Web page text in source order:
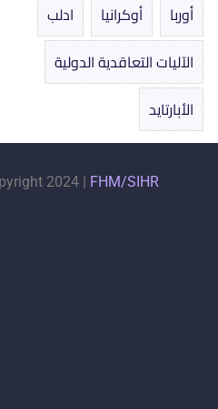
أوربا
أوكرانيا
ادلب
الآليات التعاقدية الدولية
الأبارتايد
2024 | FHM/SIHR